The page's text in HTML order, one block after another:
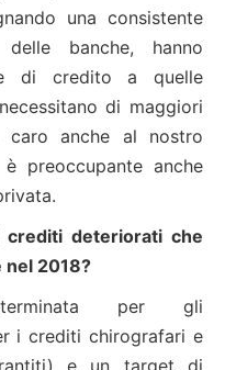
una consistente
banche, hanno
di credito a quelle
di maggiori
caro anche al nostro
preoccupante anche
deteriorati che
2018?
per gli
i crediti chirografari e
e un target di